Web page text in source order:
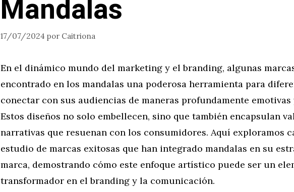
Mandalas
17/07/2024 por Caitriona
En el dinámico mundo del marketing y el branding, algunas
encontrado en los mandalas una poderosa herramienta para
conectar con sus audiencias de maneras profundamente emotivas
Estos diseños no solo embellecen, sino que también encapsulan
narrativas que resuenan con los consumidores. Aquí exploramos
estudio de marcas exitosas que han integrado mandalas en su
marca, demostrando cómo este enfoque artístico puede ser un
transformador en el branding y la comunicación.